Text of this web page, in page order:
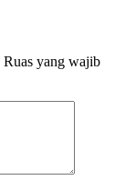
Ruas yang wajib